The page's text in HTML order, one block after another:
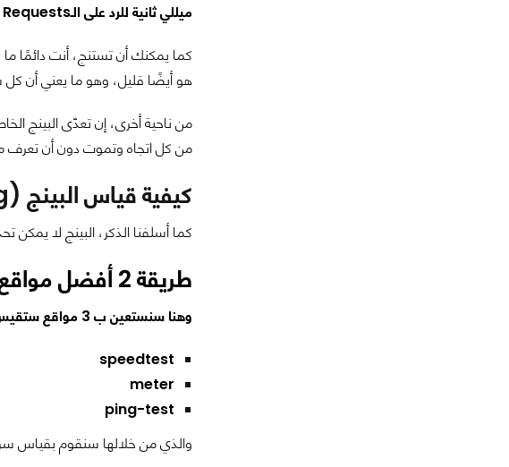
ميللي ثانية للرد على الـRequests التي يتم إرسالها له.
كما يمكنك أن تستنج، أنت دائمًا
هو أيضًا قليل، وهو ما يعني أن
من كل اتجاه وتموت دون أن تعرف
كيفية قياس البينج (Ping) على شبكة الإنترنت
كما أسلفنا الذكر، البينج لا
طريقة 2 أفضل مواقع قياس البنج
وهنا سنستعين ب 3 مواقع ستقيس البنج عبر عدة سرفرات عالمية وسنتحدث عنها بالتفصيل
speedtest
meter
ping-test
والذي من خلالها سنقوم بقياس